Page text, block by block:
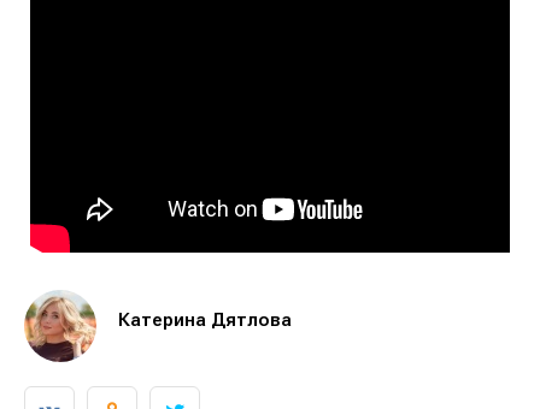
Катерина Дятлова